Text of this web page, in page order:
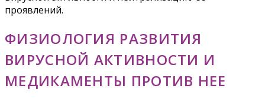
проявлений.
ФИЗИОЛОГИЯ РАЗВИТИЯ
ВИРУСНОЙ АКТИВНОСТИ И
МЕДИКАМЕНТЫ ПРОТИВ НЕЕ